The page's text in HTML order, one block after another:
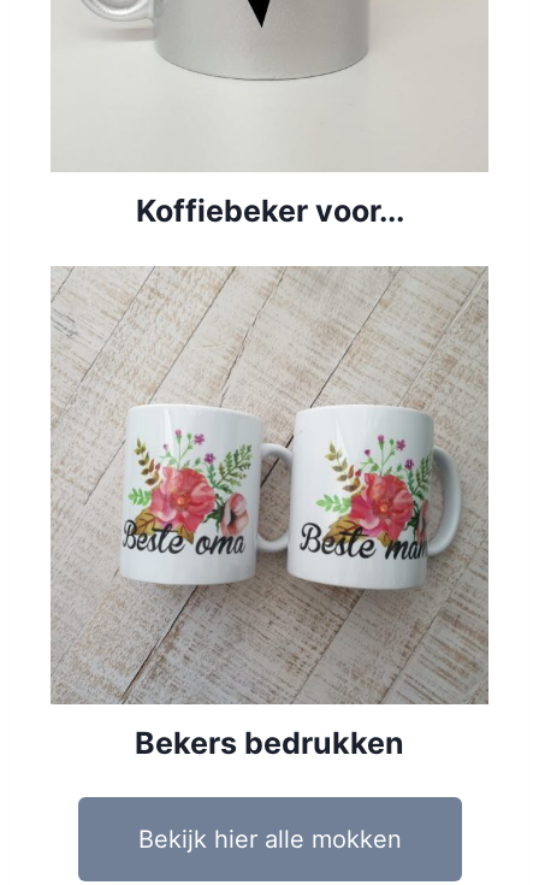
Koffiebeker voor...
Bekers bedrukken
Bekijk hier alle mokken